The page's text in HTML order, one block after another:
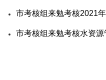
市考核组来勉考核2021
市考核组来勉考核水资